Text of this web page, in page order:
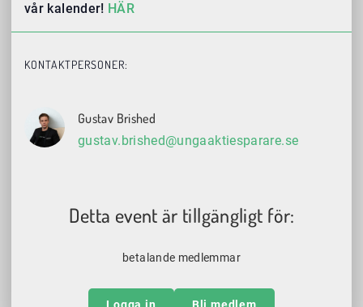
vår kalender! HÄR
KONTAKTPERSONER:
Gustav Brished
gustav.brished@ungaaktiesparare.se
Detta event är tillgängligt för:
betalande medlemmar